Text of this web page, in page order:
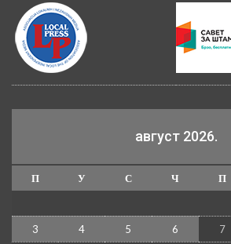
август 2026.
П У С Ч П
3 4 5 6 7